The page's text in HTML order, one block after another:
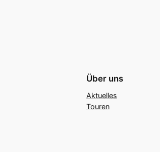
Über uns
Aktuelles
Touren